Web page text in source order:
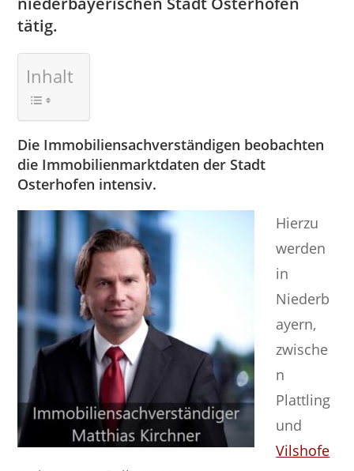
tätig.
Inhalt
Die Immobiliensachverständigen beobachten
die Immobilienmarktdaten der Stadt
Osterhofen intensiv.
Hierzu
werden
in
Niederb
ayern,
zwische
n
Plattling
und
Vilshofe